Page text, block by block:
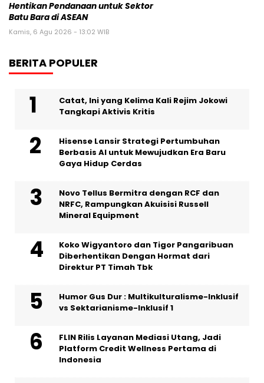
Hentikan Pendanaan untuk Sektor
Batu Bara di ASEAN
Kamis, 6 Agu 2026 - 13:02 WIB
BERITA POPULER
Catat, Ini yang Kelima Kali Rejim Jokowi
Tangkapi Aktivis Kritis
Hisense Lansir Strategi Pertumbuhan
Berbasis AI untuk Mewujudkan Era Baru
Gaya Hidup Cerdas
Novo Tellus Bermitra dengan RCF dan
NRFC, Rampungkan Akuisisi Russell
Mineral Equipment
Koko Wigyantoro dan Tigor Pangaribuan
Diberhentikan Dengan Hormat dari
Direktur PT Timah Tbk
Humor Gus Dur : Multikulturalisme-Inklusif
vs Sektarianisme-Inklusif 1
FLIN Rilis Layanan Mediasi Utang, Jadi
Platform Credit Wellness Pertama di
Indonesia